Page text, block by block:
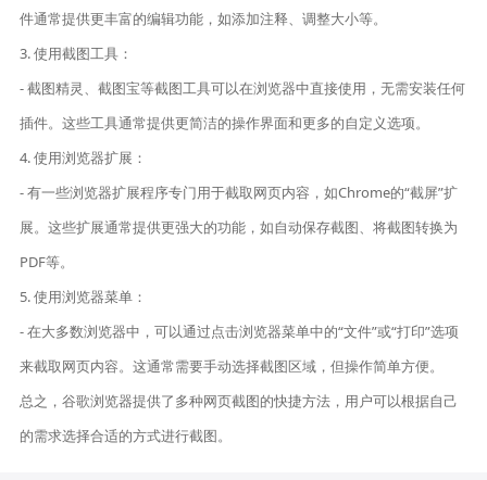
件通常提供更丰富的编辑功能，如添加注释、调整大小等。
3. 使用截图工具：
- 截图精灵、截图宝等截图工具可以在浏览器中直接使用，无需安装任何
插件。这些工具通常提供更简洁的操作界面和更多的自定义选项。
4. 使用浏览器扩展：
- 有一些浏览器扩展程序专门用于截取网页内容，如Chrome的“截屏”扩
展。这些扩展通常提供更强大的功能，如自动保存截图、将截图转换为
PDF等。
5. 使用浏览器菜单：
- 在大多数浏览器中，可以通过点击浏览器菜单中的“文件”或“打印”选项
来截取网页内容。这通常需要手动选择截图区域，但操作简单方便。
总之，谷歌浏览器提供了多种网页截图的快捷方法，用户可以根据自己
的需求选择合适的方式进行截图。